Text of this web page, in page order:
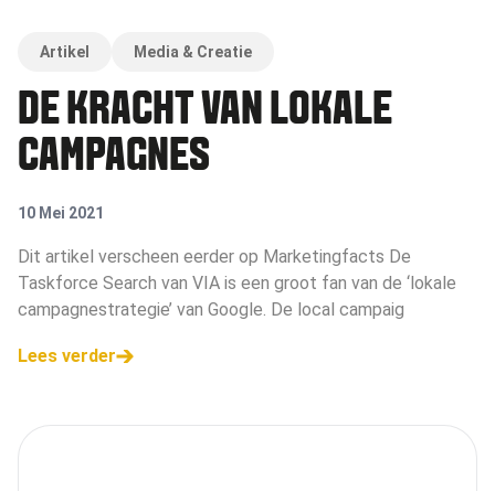
Artikel Media & Creatie
DE KRACHT VAN LOKALE
CAMPAGNES
10 Mei 2021
Dit artikel verscheen eerder op Marketingfacts De
Taskforce Search van VIA is een groot fan van de ‘lokale
campagnestrategie’ van Google. De local campaig
Lees verder